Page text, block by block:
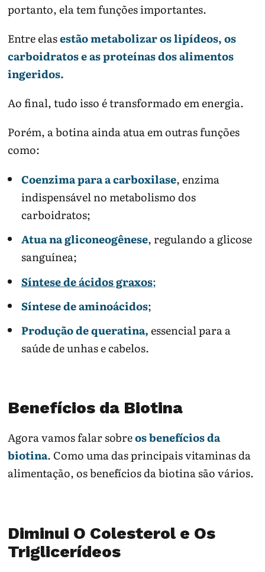
portanto, ela tem funções importantes.
Entre elasestão metabolizar os lipídeos, os
carboidratos e as proteínas dos alimentos
ingeridos.
Ao final, tudo isso é transformado em energia.
Porém, a botina ainda atua em outras funções
como:
Coenzima para a carboxilase, enzima
indispensável no metabolismo dos
carboidratos;
Atua na gliconeogênese, regulando a glicose
sanguínea;
Síntese de ácidos graxos;
Síntese de aminoácidos;
Produção de queratina,essencial para a
saúde de unhas e cabelos.
Benefícios da Biotina
Agora vamos falar sobreos benefícios da
biotina. Como uma das principais vitaminas da
alimentação, os benefícios da biotina são vários.
Diminui O Colesterol e Os
Triglicerídeos